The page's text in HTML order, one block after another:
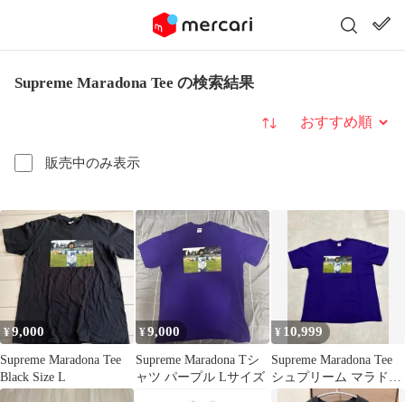
Supreme Maradona Tee の検索結果
販売中のみ表示
並び替え
¥9,000
Supreme Maradona Tee
Black Size L
¥9,000
Supreme Maradona Tシ
ャツ パープル Lサイズ
¥ 10,999
Supreme Maradona Tee
シュプリーム マラドー
ナtシャツ